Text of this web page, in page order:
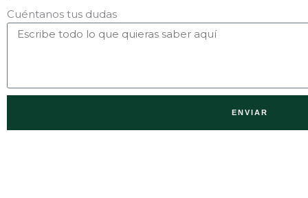
Cuéntanos tus dudas
ENVIAR